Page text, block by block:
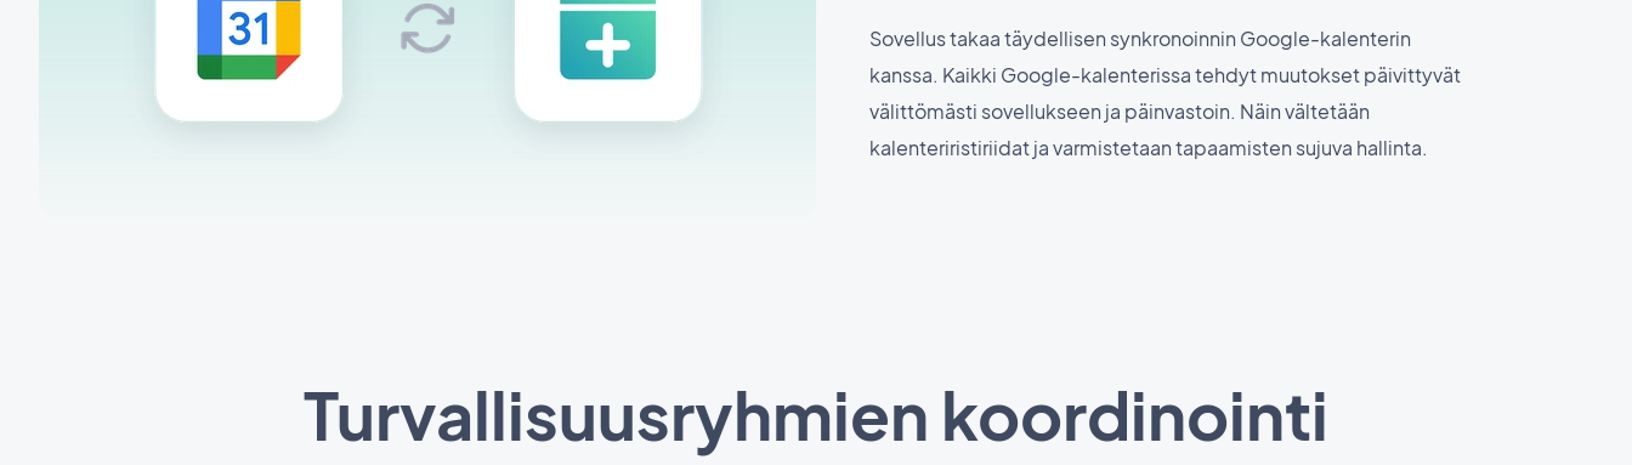
Sovellus takaa täydellisen synkronoinnin Google-kalenterin
kanssa. Kaikki Google-kalenterissa tehdyt muutokset päivittyvät
välittömästi sovellukseen ja päinvastoin. Näin vältetään
kalenteriristiriidat ja varmistetaan tapaamisten sujuva hallinta.
Turvallisuusryhmien koordinointi